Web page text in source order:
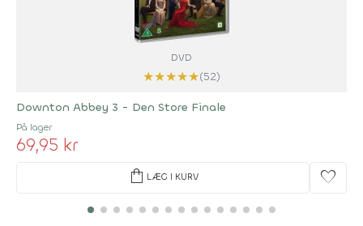
DVD
★★★★★(52)
Downton Abbey 3 - Den Store Finale
På lager
69,95 kr
shopping_bag LÆG I KURV favorite